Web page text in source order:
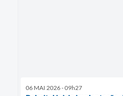
06 MAI 2026 - 09h27